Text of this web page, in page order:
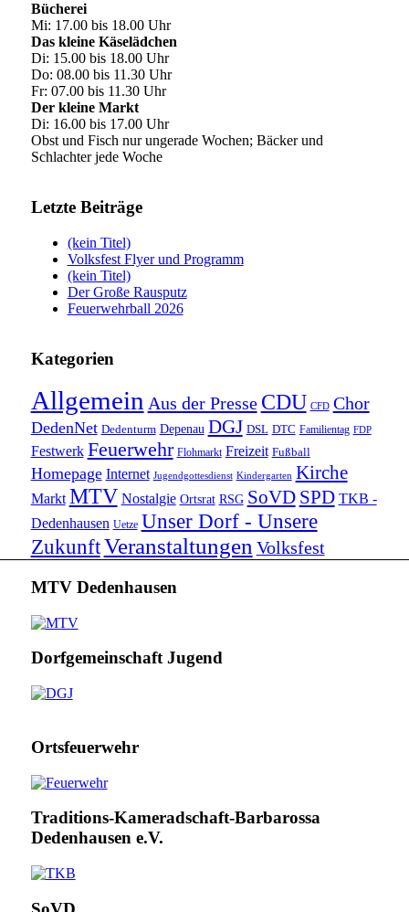
Bücherei
Mi: 17.00 bis 18.00 Uhr
Das kleine Käselädchen
Di: 15.00 bis 18.00 Uhr
Do: 08.00 bis 11.30 Uhr
Fr: 07.00 bis 11.30 Uhr
Der kleine Markt
Di: 16.00 bis 17.00 Uhr
Obst und Fisch nur ungerade Wochen; Bäcker und
Schlachter jede Woche
Letzte Beiträge
(kein Titel)
Volksfest Flyer und Programm
(kein Titel)
Der Große Rausputz
Feuerwehrball 2026
Kategorien
Allgemein Aus der Presse CDU CFD Chor
DedenNet Dedenturm Depenau DGJ DSL DTC Familientag FDP
Festwerk Feuerwehr Flohmarkt Freizeit Fußball
Homepage Internet Jugendgottesdienst Kindergarten Kirche
Markt MTV Nostalgie Ortsrat RSG SoVD SPD TKB -
Dedenhausen Uetze Unser Dorf - Unsere
ZukunftVeranstaltungen Volksfest
MTV Dedenhausen
Dorfgemeinschaft Jugend
Ortsfeuerwehr
Traditions-Kameradschaft-Barbarossa
Dedenhausen e.V.